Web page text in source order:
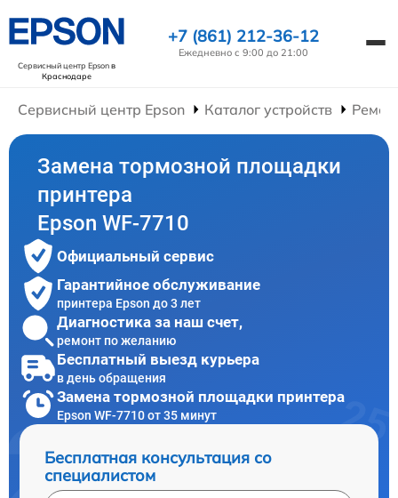
Сервисный центр Epsonв
Краснодаре
+7 (861) 212-36-12
Ежедневно с 9:00 до 21:00
Сервисный центр Epson Каталог устройств
Замена тормозной площадки
принтера
Epson WF-7710
Официальный сервис
Гарантийное обслуживание
принтера Epson до 3 лет
Диагностика за наш счет,
ремонт по желанию
Бесплатный выезд курьера
в день обращения
Замена тормозной площадки принтера
Epson WF-7710 от 35 минут
Бесплатная консультация со
специалистом